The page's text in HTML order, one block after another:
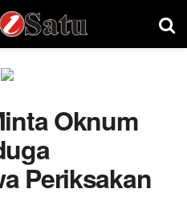
Oknum
Periksakan